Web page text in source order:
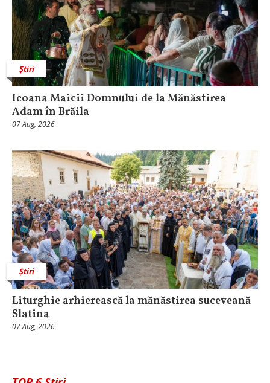
Știri
Icoana Maicii Domnului de la Mănăstirea
Adam în Brăila
07 Aug, 2026
Știri
Liturghie arhierească la mănăstirea suceveană
Slatina
07 Aug, 2026